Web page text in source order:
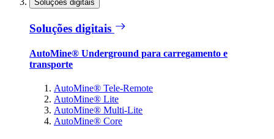
Soluções digitais
Soluções digitais
AutoMine® Underground para carregamento e
transporte
AutoMine® Tele-Remote
AutoMine® Lite
AutoMine® Multi-Lite
AutoMine® Core